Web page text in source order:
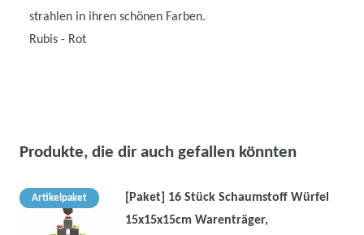
strahlen in ihren schönen Farben.
Rubis - Rot
Produkte, die dir auch gefallen könnten
Artikelpaket
[Paket] 16 Stück Schaumstoff Würfel
15x15x15cm Warenträger,